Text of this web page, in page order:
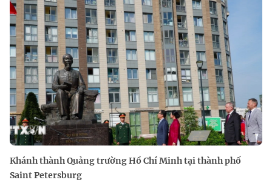
Khánh thành Quảng trường Hồ Chí Minh tại thành phố
Saint Petersburg